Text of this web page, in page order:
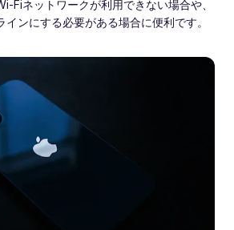
Fiネットワークが利用できない場合や、
ンにする必要がある場合に便利です。